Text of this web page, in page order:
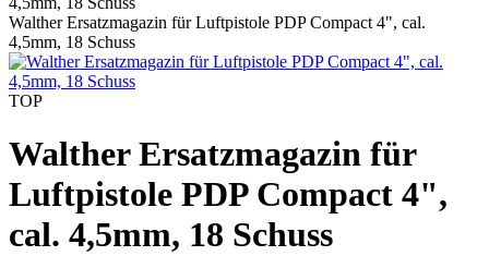
Walther Ersatzmagazin für Luftpistole PDP Compact 4", cal.
4,5mm, 18 Schuss
TOP
Walther Ersatzmagazin für
Luftpistole PDP Compact 4",
cal. 4,5mm, 18 Schuss